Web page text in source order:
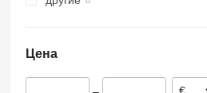
Польша
Цена